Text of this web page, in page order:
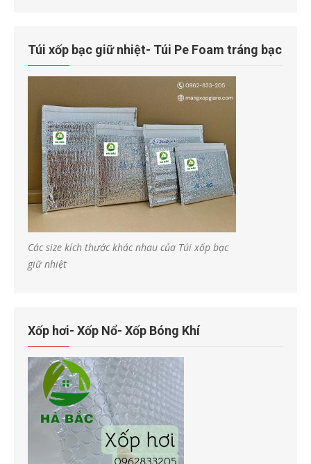
Túi xốp bạc giữ nhiệt- Túi Pe Foam tráng bạc
Các size kích thước khác nhau của Túi xốp bạc
giữ nhiệt
Xốp hơi- Xốp Nổ- Xốp Bóng Khí